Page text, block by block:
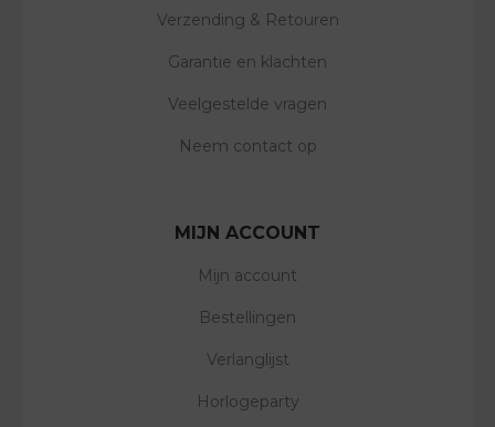
Verzending & Retouren
Garantie en klachten
Veelgestelde vragen
Neem contact op
MIJN ACCOUNT
Mijn account
Bestellingen
Verlanglijst
Horlogeparty